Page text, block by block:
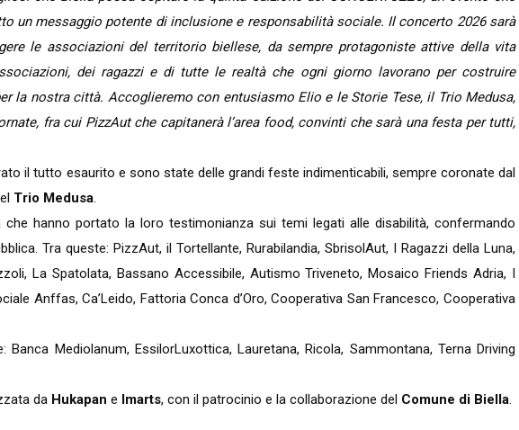
un messaggio potente di inclusione e responsabilità sociale. Il concerto 2026 sarà
le associazioni del territorio biellese, da sempre protagoniste attive della vita
dei ragazzi e di tutte le realtà che ogni giorno lavorano per costruire
la nostra città. Accoglieremo con entusiasmo Elio e le Storie Tese, il Trio Medusa,
fra cui PizzAut che capitanerà l’area food, convinti che sarà una festa per tutti,
il tutto esaurito e sono state delle grandi feste indimenticabili, sempre coronate dal
Trio Medusa.
hanno portato la loro testimonianza sui temi legati alle disabilità, confermando
Tra queste: PizzAut, il Tortellante, Rurabilandia, SbrisolAut, I Ragazzi della Luna,
La Spatolata, Bassano Accessibile, Autismo Triveneto, Mosaico Friends Adria, I
Anffas, Ca’Leido, Fattoria Conca d’Oro, Cooperativa San Francesco, Cooperativa
Mediolanum, EssilorLuxottica, Lauretana, Ricola, Sammontana, Terna Driving
da Hukapan e Imarts, con il patrocinio e la collaborazione del Comune di Biella.